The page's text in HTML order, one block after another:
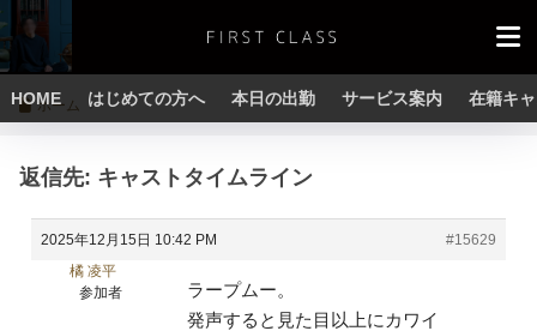
HOME はじめての方へ 本日の出勤 サービス案内 在籍キ
ホーム
返信先: キャストタイムライン
2025年12月15日 10:42 PM
#15629
橘 凌平
参加者
ラープムー。
発声すると見た目以上にカワイ